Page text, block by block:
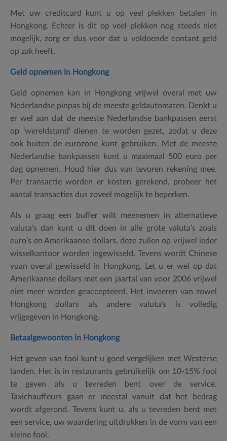
Met uw creditcard kunt u op veel plekken betalen in
Hongkong. Echter is dit op veel plekken nog steeds niet
mogelijk, zorg er dus voor dat u voldoende contant geld
op zak heeft.
Geld opnemen in Hongkong
Geld opnemen kan in Hongkong vrijwel overal met uw
Nederlandse pinpas bij de meeste geldautomaten. Denkt u
er wel aan dat de meeste Nederlandse bankpassen eerst
op ‘wereldstand’ dienen te worden gezet, zodat u deze
ook buiten de eurozone kunt gebruiken. Met de meeste
Nederlandse bankpassen kunt u maximaal 500 euro per
dag opnemen. Houd hier dus van tevoren rekening mee.
Per transactie worden er kosten gerekend, probeer het
aantal transacties dus zoveel mogelijk te beperken.
Als u graag een buffer wilt meenemen in alternatieve
valuta’s dan kunt u dit doen in alle grote valuta’s zoals
euro’s en Amerikaanse dollars, deze zullen op vrijwel ieder
wisselkantoor worden ingewisseld. Tevens wordt Chinese
yuan overal gewisseld in Hongkong. Let u er wel op dat
Amerikaanse dollars met een jaartal van voor 2006 vrijwel
niet meer worden geaccepteerd. Het invoeren van zowel
Hongkong dollars als andere valuta’s is volledig
vrijgegeven in Hongkong.
Betaalgewoonten in Hongkong
Het geven van fooi kunt u goed vergelijken met Westerse
landen. Het is in restaurants gebruikelijk om 10-15% fooi
te geven als u tevreden bent over de service.
Taxichauffeurs gaan er meestal vanuit dat het bedrag
wordt afgerond. Tevens kunt u, als u tevreden bent met
een service, uw waardering uitdrukken in de vorm van een
kleine fooi.